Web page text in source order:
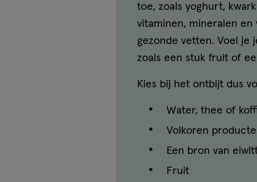
toe, zoals yoghurt,
vitaminen, mineralen en
gezonde vetten. Voel je
zoals een stuk fruit of
Kies bij het ontbijt dus
Water, thee of
Volkoren
Een bron van
Fruit